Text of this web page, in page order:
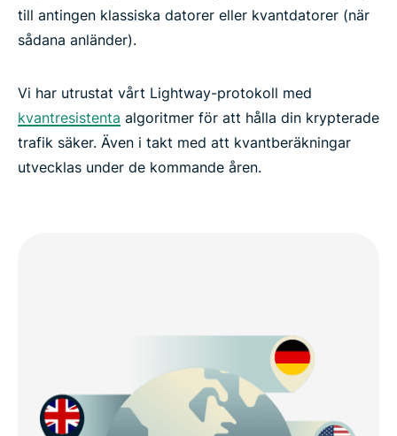
till antingen klassiska datorer eller kvantdatorer (när
sådana anländer).
Vi har utrustat vårt Lightway-protokoll med
kvantresistenta algoritmer för att hålla din krypterade
trafik säker. Även i takt med att kvantberäkningar
utvecklas under de kommande åren.